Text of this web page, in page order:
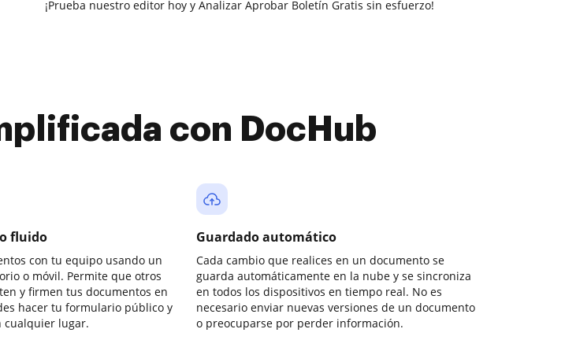
¡Prueba nuestro editor hoy y Analizar Aprobar Boletín Gratis sin esfuerzo!
con DocHub
fluido
con tu equipo usando un
o móvil. Permite que otros
y firmen tus documentos en
hacer tu formulario público y
cualquier lugar.
Guardado automático
Cada cambio que realices en un documento se
guarda automáticamente en la nube y se sincroniza
en todos los dispositivos en tiempo real. No es
necesario enviar nuevas versiones de un documento
o preocuparse por perder información.